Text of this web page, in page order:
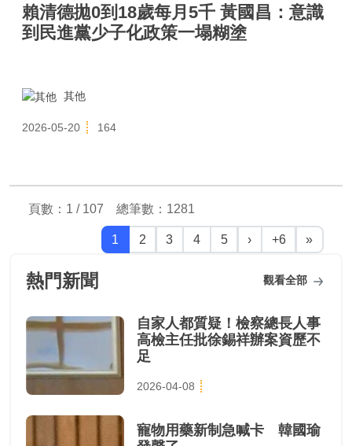
賴清德拋0到18歲每月5千 黃國昌：意識
到民進黨少子化政策一塌糊塗
其他
2026-05-20 164
頁數：1 / 107 總筆數： 1281
1 2 3 4 5 › +6 »
熱門新聞 觀看全部
自家人都質疑！檢察總長人事
高檢主任批徐錫祥辦案資歷不
足
2026-04-08
寵物用藥新制急喊卡 韓國瑜